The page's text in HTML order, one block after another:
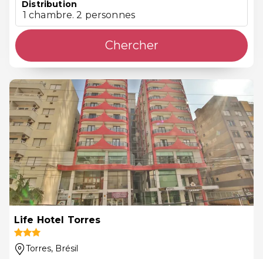
Distribution
1 chambre. 2 personnes
Chercher
Life Hotel Torres
Torres, Brésil